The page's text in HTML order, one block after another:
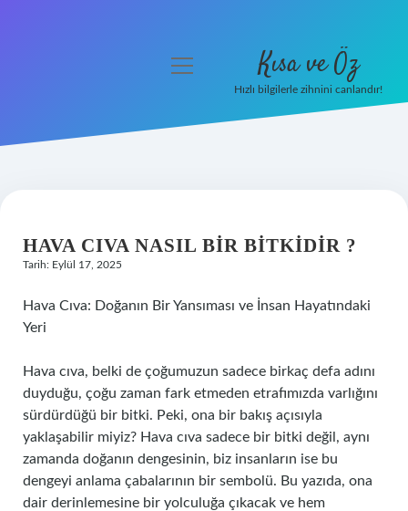
Hakkımızda
menüyü
Kısa ve Öz
Hızlı bilgilerle zihnini canlandır!
HAVA CIVA NASIL BIR BITKIDIR ?
Tarih: Eylül 17, 2025
Hava Cıva: Doğanın Bir Yansıması ve İnsan Hayatındaki
Yeri
Hava cıva, belki de çoğumuzun sadece birkaç defa adını
duyduğu, çoğu zaman fark etmeden etrafımızda varlığını
sürdürdüğü bir bitki. Peki, ona bir bakış açısıyla
yaklaşabilir miyiz? Hava cıva sadece bir bitki değil, aynı
zamanda doğanın dengesinin, biz insanların ise bu
dengeyi anlama çabalarının bir sembolü. Bu yazıda, ona
dair derinlemesine bir yolculuğa çıkacak ve hem